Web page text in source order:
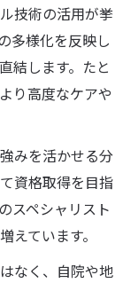
技術の活用が挙
多様化を反映し
結します。たと
り高度なケアや
みを活かせる分
資格取得を目指
スペシャリスト
えています。
なく、自院や地